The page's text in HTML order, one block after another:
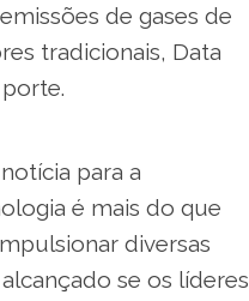
de gases de
tradicionais, Data
para a
é mais do que
diversas
se os líderes